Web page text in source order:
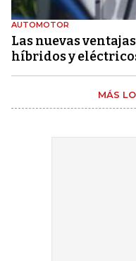
AUTOMOTOR
Las nuevas
híbridos y
MÁS